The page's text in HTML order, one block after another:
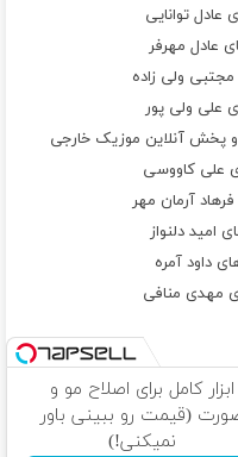
توانایی
عادل مهرفر
ولی زاده
علی ولی پور
پخش آنلاین موزیک خارجی
علی کاووسی
آرمان مهر
امید دلنواز
داود آمره
مهدی منافی
ابزار کامل برای اصلاح مو و
(قیمت رو ببینی باور
نمیکنی!)